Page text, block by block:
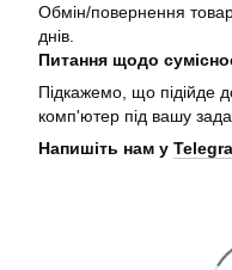
Обмін/повернення
днів.
Питання щодо
Підкажемо, що підійде
комп'ютер під вашу
Напишіть нам у